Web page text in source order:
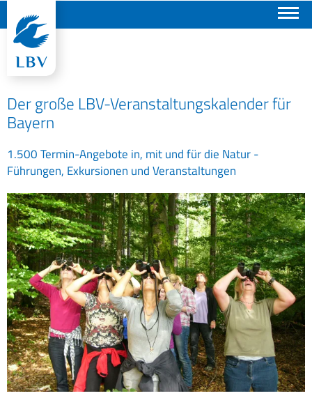
Der große LBV-Veranstaltungskalender für
Bayern
1.500 Termin-Angebote in, mit und für die Natur -
Führungen, Exkursionen und Veranstaltungen